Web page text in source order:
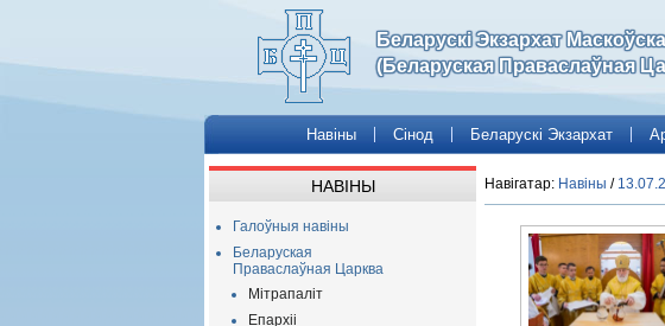
Беларускі Экзархат
(Беларуская Праваслаўная
Навіны Сінод Беларускі Экзархат
НАВІНЫ
Галоўныя навіны
Беларуская
Праваслаўная Царква
Мітрапаліт
Епархіі
Навігатар: Навіны /